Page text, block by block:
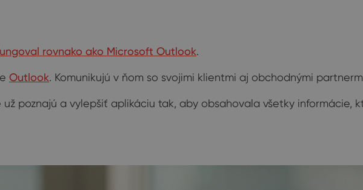
rovnako ako Microsoft Outlook.
Outlook. Komunikujú v ňom so svojimi klientmi aj obchodnými
poznajú a vylepšiť aplikáciu tak, aby obsahovala všetky informácie,